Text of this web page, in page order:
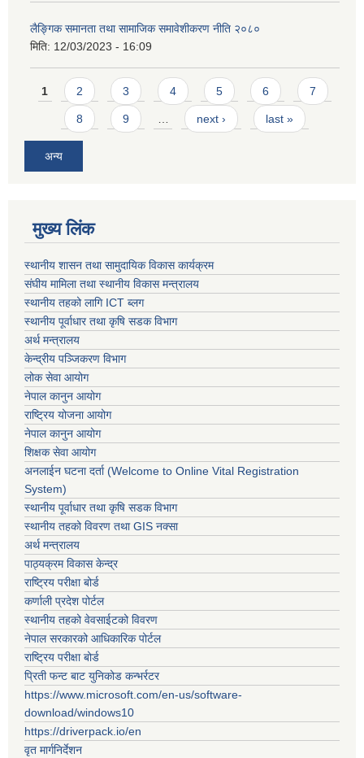
लैङ्गिक समानता तथा सामाजिक समावेशीकरण नीति २०८०
मिति: 12/03/2023 - 16:09
Pages
1 2 3 4 5 6 7
8 9 next › last »
अन्य
मुख्य लिंक
स्थानीय शासन तथा सामुदायिक विकास कार्यक्रम
संघीय मामिला तथा स्थानीय विकास मन्त्रालय
स्थानीय तहको लागि ICT ब्लग
स्थानीय पूर्वाधार तथा कृषि सडक विभाग
अर्थ मन्त्रालय
केन्द्रीय पञ्जिकरण विभाग
लोक सेवा आयोग
नेपाल कानुन आयोग
राष्ट्रिय योजना आयोग
नेपाल कानुन आयोग
शिक्षक सेवा आयोग
अनलाईन घटना दर्ता (Welcome to Online Vital Registration
System)
स्थानीय पूर्वाधार तथा कृषि सडक विभाग
स्थानीय तहको विवरण तथा GIS नक्सा
अर्थ मन्त्रालय
पाठ्यक्रम विकास केन्द्र
राष्ट्रिय परीक्षा बोर्ड
कर्णाली प्रदेश पोर्टल
स्थानीय तहको वेवसाईटको विवरण
नेपाल सरकारको आधिकारिक पोर्टल
राष्ट्रिय परीक्षा बोर्ड
प्रिती फन्ट बाट युनिकोड कन्भर्रटर
https://www.microsoft.com/en-us/software-
download/windows10
https://driverpack.io/en
वृत मार्गनिर्देशन